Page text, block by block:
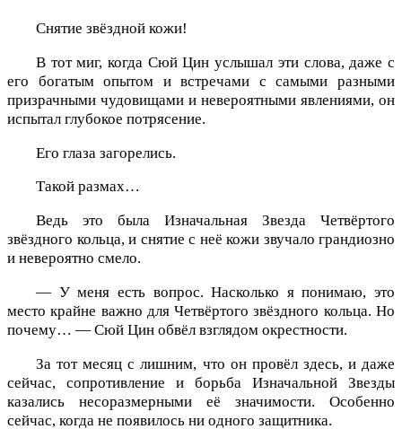
Снятие звёздной кожи!
В тот миг, когда Сюй Цин услышал эти слова, даже с
его богатым опытом и встречами с самыми разными
призрачными чудовищами и невероятными явлениями, он
испытал глубокое потрясение.
Его глаза загорелись.
Такой размах…
Ведь это была Изначальная Звезда Четвёртого
звёздного кольца, и снятие с неё кожи звучало грандиозно
и невероятно смело.
— У меня есть вопрос. Насколько я понимаю, это
место крайне важно для Четвёртого звёздного кольца. Но
почему… — Сюй Цин обвёл взглядом окрестности.
За тот месяц с лишним, что он провёл здесь, и даже
сейчас, сопротивление и борьба Изначальной Звезды
казались несоразмерными её значимости. Особенно
сейчас, когда не появилось ни одного защитника.